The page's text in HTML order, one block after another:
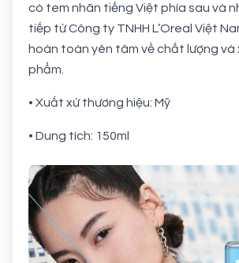
có tem nhãn tiếng Việt phía sau và
tiếp từ Công ty TNHH L’Oreal Việt
hoàn toàn yên tâm về chất lượng và
phẩm.
• Xuất xứ thương hiệu: Mỹ
• Dung tích: 150ml